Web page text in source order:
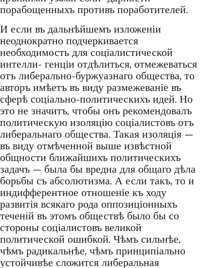
порабощенныхъ противъ поработителей.
И если въ дальнѣйшемъ изложеніи
неоднократно подчеркивается
необходимость для соціалистической
интелли- генціи отдѣлиться, отмежеваться
отъ либерально-буржуазнаго общества, то
авторъ имѣетъ въ виду размежеваніе въ
сферѣ соціально-политическихъ идей. Но
это не значитъ, чтобы онъ рекомендовалъ
политическую изоляцію соціалистовъ отъ
либеральнаго общества. Такая изоляція —
въ виду отмѣченной выше извѣстной
общности ближайшихъ политическихъ
задачъ — была бы вредна для общаго дѣла
борьбы съ абсолютизма. А если такъ, то и
индифферентное отношеніе къ ходу
развитія всякаго рода оппозиціонныхъ
теченій въ этомъ обществѣ было бы со
стороны соціалистовъ великой
политической ошибкой. Чѣмъ сильнѣе,
чѣмъ радикальнѣе, чѣмъ принципіально
устойчивѣе сложится либеральная